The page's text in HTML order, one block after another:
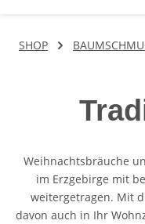
SHOP
Weihnachtsbräuche
im Erzgebirge mit
weitergetragen. Mit
davon auch in Ihr